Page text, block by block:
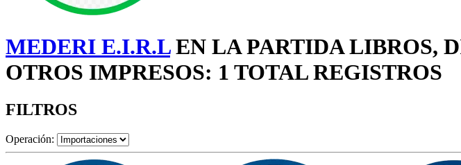
MEDERI E.I.R.LEN LA PARTIDA LIBROS,
OTROS IMPRESOS: 1 TOTAL REGISTROS
FILTROS
Operación: